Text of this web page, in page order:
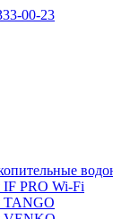
00-23
IF PRO Wi-Fi
TANGO